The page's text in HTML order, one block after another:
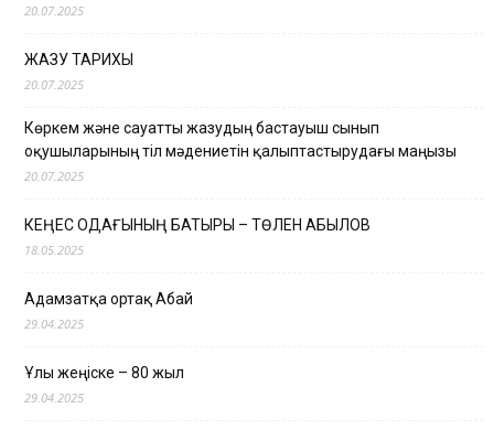
20.07.2025
ЖАЗУ ТАРИХЫ
20.07.2025
Көркем және сауатты жазудың бастауыш сынып
оқушыларының тіл мәдениетін қалыптастырудағы маңызы
20.07.2025
КЕҢЕС ОДАҒЫНЫҢ БАТЫРЫ – ТӨЛЕН ҚАБЫЛОВ
18.05.2025
Адамзатқа ортақ Абай
29.04.2025
Ұлы жеңіске – 80 жыл
29.04.2025